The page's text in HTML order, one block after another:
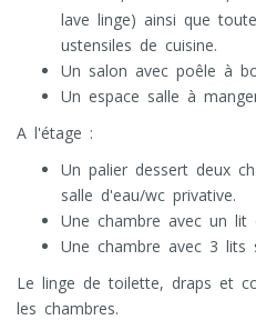
lave linge) ainsi que
ustensiles de cuisine.
Un salon avec poêle à
Un espace salle à
A l'étage :
Un palier dessert deux
salle d'eau/wc privative.
Une chambre avec un lit
Une chambre avec 3 lits
Le linge de toilette, draps et
les chambres.